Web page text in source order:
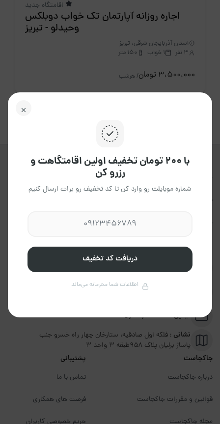
اقامتگاه جدید
اجاره روزانه آپارتمان تک خواب دوبلکس
وحیدلو - تبریز
استان آذربایجان شرقی، تبریز
3 نفر
1 خواب 150 متر
3،500،000 تومان / هرشب
جاکجاست یک پلتفرم آنلاین هوشمند ،
برای اجاره انواع اقامتگاه ها ، در تمامی
تلفن :
ایمیل :info@jakojast.com
نشانی :فلکه اول صادقیه، ستارخان چهار راه خسرو جنب
پاساژ برلیان پلاک ۹۵۸طبقه 3 واحد 3
جاکجاست
درباره جاکجاست
قوانین و مقررات جاکجاست
پشتیبانی
تماس با ما
فرصت های همکاری
با ۲۰۰ تومان تخفیف اولین اقامتگاهت و
رزرو کن
شماره موبایلت رو وارد کن تا کد تخفیف رو برات ارسال کنیم
دریافت کد تخفیف
اطلاعات شما محرمانه می‌ماند